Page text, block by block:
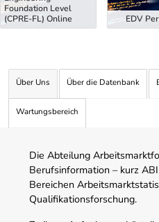
Foundation Level
(CPRE-FL) Online
EDV
Über Uns Über die Datenbank
Wartungsbereich
Die Abteilung
Berufsinformation – kurz
Bereichen
Qualifikationsforschung.